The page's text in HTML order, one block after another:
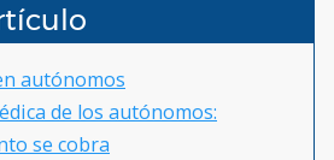
autónomos
de los autónomos:
se cobra